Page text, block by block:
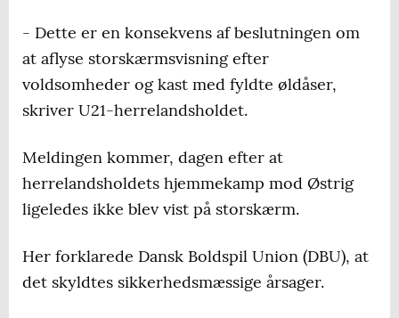
- Dette er en konsekvens af beslutningen om
at aflyse storskærmsvisning efter
voldsomheder og kast med fyldte øldåser,
skriver U21-herrelandsholdet.
Meldingen kommer, dagen efter at
herrelandsholdets hjemmekamp mod Østrig
ligeledes ikke blev vist på storskærm.
Her forklarede Dansk Boldspil Union (DBU), at
det skyldtes sikkerhedsmæssige årsager.